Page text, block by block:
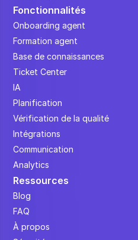
Fonctionnalités
Onboarding agent
Formation agent
Base de connaissances
Ticket Center
IA
Planification
Vérification de la qualité
Intégrations
Communication
Analytics
Ressources
Blog
FAQ
À propos